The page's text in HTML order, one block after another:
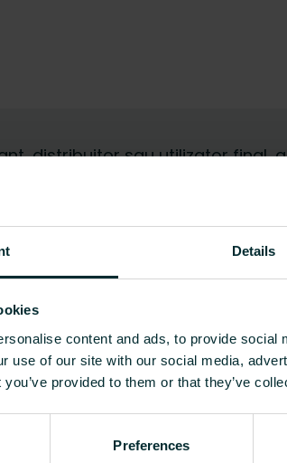
Details
content and ads, to provide
use of our site with our social media,
provided to them or that they’ve
Preferences
distribuitor sau utilizator final,